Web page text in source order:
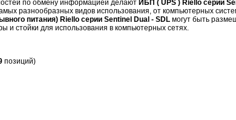
по обмену информацией делают ИБП ( UPS ) Riello серии
разнообразных видов использования, от компьютерных
питания) Riello серии Sentinel Dual - SDL могут быть
и стойки для использования в компьютерных сетях.
позиций)